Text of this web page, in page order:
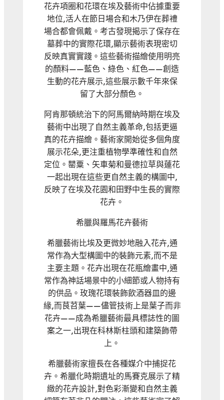
花卉項圈和花環在埃及藝術中佔據重要
地位,活人在節日場合和木乃伊在葬禮
場合都會佩戴。考古發現揭示了保存在
墓葬中的實際花環,顯示藝術表現密切
反映真實實踐。這些藝術描繪使用明亮
的顏料——藍色、綠色、紅色——創造
生動的花卉展示,這些展示數千年來保
留了大部分顏色。
阿肯那頓統治下的阿馬爾納時期在埃及
藝術中出現了自然主義革命,包括更逼
真的花卉描繪。藝術家開始從多個角度
展示花朵,更注重植物學準確性和自然
定位。罌粟、矢車菊和曼德拉草與蓮花
一起出現在這些更自然主義的構圖中,
反映了在埃及花園和田野中生長的實際
花卉。
希臘與羅馬花卉藝術
希臘藝術比埃及更微妙地融入花卉,通
常作為大型構圖中的裝飾元素,而不是
主要主題。花卉出現在花瓶繪畫中,通
常作為神話場景中的小細節或人物持有
的供品。玫瑰花環裝飾飲酒器皿的邊
緣,而茛苕葉——儘管技術上是葉子而非
花卉——成為希臘藝術最具標誌性的圖
案之一,出現在科林斯柱頭和建築飾帶
上。
希臘藝術家擅長在各種媒介中捕捉花
卉。希臘化時期遺址的馬賽克展示了精
緻的花卉設計,對色彩漸變和自然主義